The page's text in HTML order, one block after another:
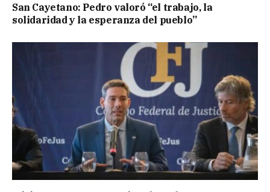
San Cayetano: Pedro valoró “el trabajo, la
solidaridad y la esperanza del pueblo”